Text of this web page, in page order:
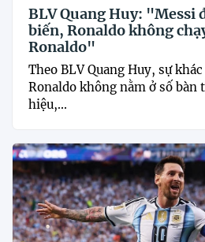
BLV Quang Huy: "Messi
biến, Ronaldo không
Ronaldo"
Theo BLV Quang Huy, sự
Ronaldo không nằm ở số bàn
hiệu,...